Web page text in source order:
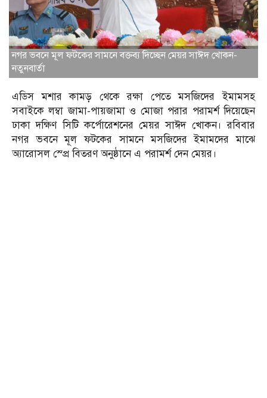
নগর ভবনে মূল ফটকের সামনে বক্তব্য দিচ্ছেন মেয়র সাঈদ খোকন-
নতুনবার্তা
এডিস মশার কামড় থেকে রক্ষা পেতে মসজিদের ইমামসহ
সবাইকে লম্বা জামা-পায়জামা ও মোজা পরার পরামর্শ দিয়েছেন
ঢাকা দক্ষিণ সিটি কর্পোরেশনের মেয়র সাঈদ খোকন। রবিবার
নগর ভবনে মূল ফটকের সামনে মসজিদের ইমামদের মাঝে
অ্যারোসল স্প্রে বিতরণ অনুষ্ঠানে এ পরামর্শ দেন মেয়র।